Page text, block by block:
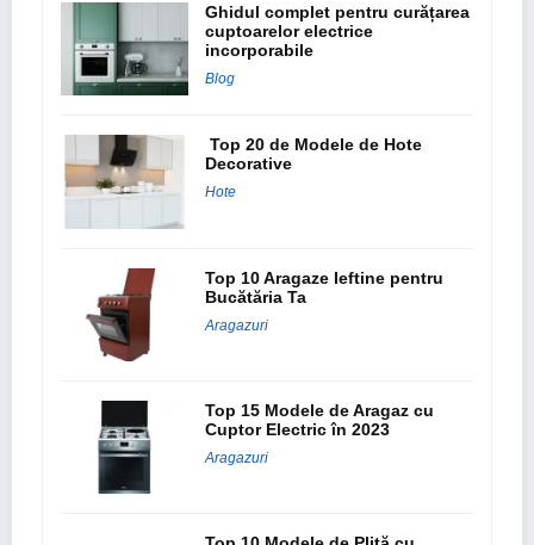
Ghidul complet pentru curățarea
cuptoarelor electrice
incorporabile
Blog
Top 20 de Modele de Hote
Decorative
Hote
Top 10 Aragaze Ieftine pentru
Bucătăria Ta
Aragazuri
Top 15 Modele de Aragaz cu
Cuptor Electric în 2023
Aragazuri